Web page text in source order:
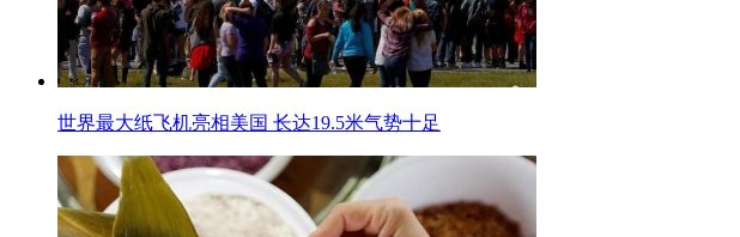
世界最大纸飞机亮相美国 长达19.5米气势十足